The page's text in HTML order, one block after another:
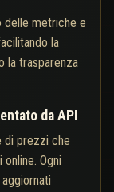
delle metriche e
la
la trasparenza
da API
di prezzi che
Ogni